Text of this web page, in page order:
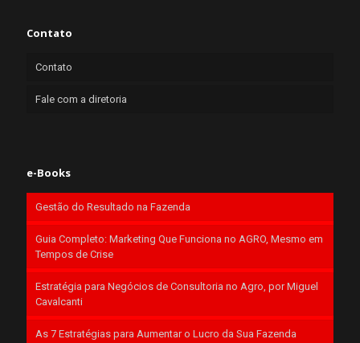
Contato
Contato
Fale com a diretoria
e-Books
Gestão do Resultado na Fazenda
Guia Completo: Marketing Que Funciona no AGRO, Mesmo em
Tempos de Crise
Estratégia para Negócios de Consultoria no Agro, por Miguel
Cavalcanti
As 7 Estratégias para Aumentar o Lucro da Sua Fazenda